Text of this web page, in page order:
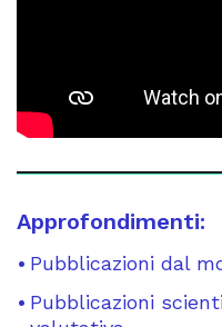
Approfondimenti:
Pubblicazioni dal
Pubblicazioni